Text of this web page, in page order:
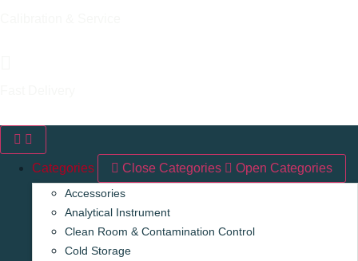
Categories Close Categories Open Categories
Accessories
Analytical Instrument
Clean Room & Contamination Control
Cold Storage